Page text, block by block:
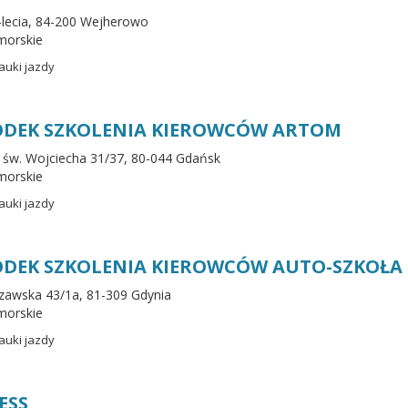
84-200 Wejherowo
jazdy
SZKOLENIA KIEROWCÓW ARTOM
Wojciecha 31/37, 80-044 Gdańsk
jazdy
SZKOLENIA KIEROWCÓW AUTO-SZKOŁA
43/1a, 81-309 Gdynia
jazdy